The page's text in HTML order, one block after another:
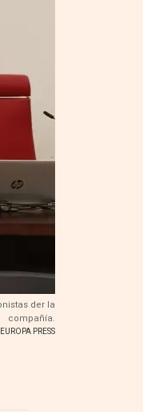
der la
compañía.
PRESS